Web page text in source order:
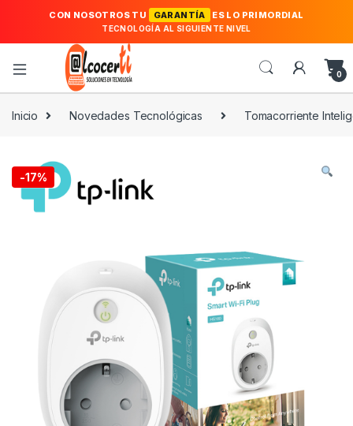
CON NOSOTROS TU GARANTÍA ES LO PRIMORDIAL
TECNOLOGÍA AL SIGUIENTE NIVEL
0
Inicio Novedades Tecnológicas Tomacorriente
-17%